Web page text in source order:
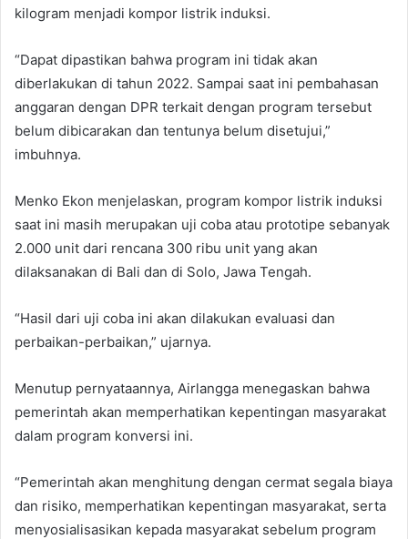
kilogram menjadi kompor listrik induksi.
“Dapat dipastikan bahwa program ini tidak akan
diberlakukan di tahun 2022. Sampai saat ini pembahasan
anggaran dengan DPR terkait dengan program tersebut
belum dibicarakan dan tentunya belum disetujui,”
imbuhnya.
Menko Ekon menjelaskan, program kompor listrik induksi
saat ini masih merupakan uji coba atau prototipe sebanyak
2.000 unit dari rencana 300 ribu unit yang akan
dilaksanakan di Bali dan di Solo, Jawa Tengah.
“Hasil dari uji coba ini akan dilakukan evaluasi dan
perbaikan-perbaikan,” ujarnya.
Menutup pernyataannya, Airlangga menegaskan bahwa
pemerintah akan memperhatikan kepentingan masyarakat
dalam program konversi ini.
“Pemerintah akan menghitung dengan cermat segala biaya
dan risiko, memperhatikan kepentingan masyarakat, serta
menyosialisasikan kepada masyarakat sebelum program